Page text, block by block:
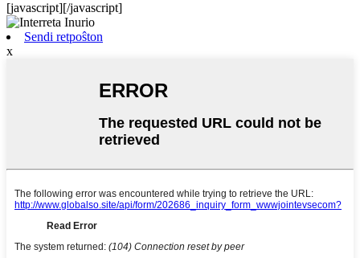
[javascript][/javascript]
Sendi retpoŝton
x